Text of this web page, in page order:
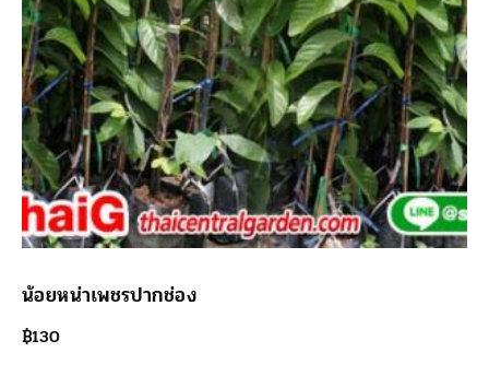
น้อยหน่าเพชรปากช่อง
฿130